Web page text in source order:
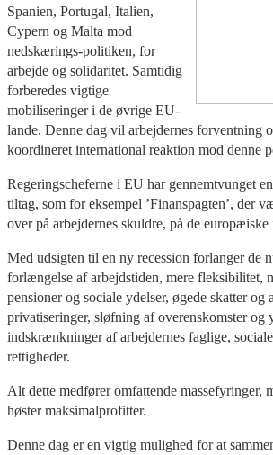
Spanien, Portugal, Italien,
Cypern og Malta mod
nedskærings-politiken, for
arbejde og solidaritet. Samtidig
forberedes vigtige
mobiliseringer i de øvrige EU-
lande. Denne dag vil arbejdernes forventning
koordineret international reaktion mod denne
Regeringscheferne i EU har gennemtvunget
tiltag, som for eksempel ’Finanspagten’, der
over på arbejdernes skuldre, på de
Med udsigten til en ny recession forlanger de
forlængelse af arbejdstiden, mere fleksibilitet,
pensioner og sociale ydelser, øgede skatter og
privatiseringer, sløfning af overenskomster og
indskrænkninger af arbejdernes faglige,
rettigheder.
Alt dette medfører omfattende massefyringer,
høster maksimalprofitter.
Denne dag er en vigtig mulighed for at